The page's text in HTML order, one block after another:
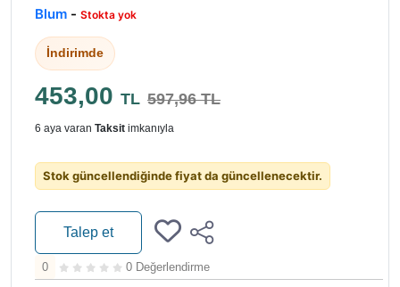
Blum - Stokta yok
İndirimde
453,00 TL 597,96 TL
6 aya varan Taksit imkanıyla
Stok güncellendiğinde fiyat da güncellenecektir.
Talep et
0 0 Değerlendirme